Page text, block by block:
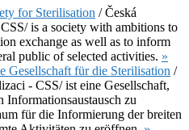
for Sterilisation / Česká
is a society with ambitions to
exchange as well as to inform
public of selected activities. »
Gesellschaft für die Sterilisation /
- CSS/ ist eine Gesellschaft,
Informationsaustausch zu
für die Informierung der breiten